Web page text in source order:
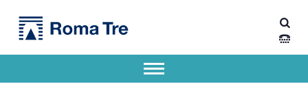
FRANCESCO DE NADAI - Dipartimento di Ingegneria Civile, Informatica e delle Tecnologie Aeronautiche
Apri il menu secondario
Header info sidebar